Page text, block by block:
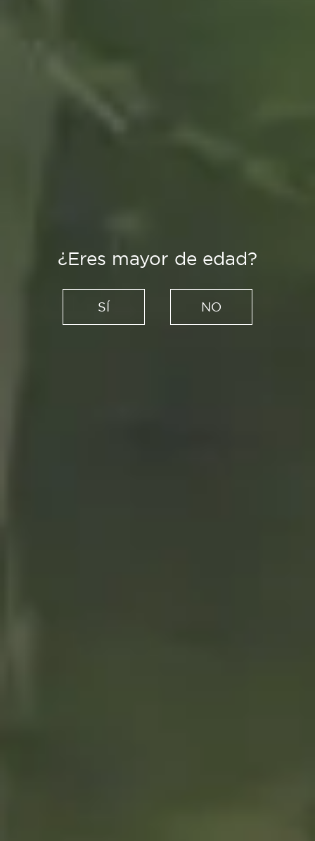
¿Eres mayor de edad?
SÍ NO
Recetas
Lentejas guisadas, una receta
que reconforta el cuerpo… y